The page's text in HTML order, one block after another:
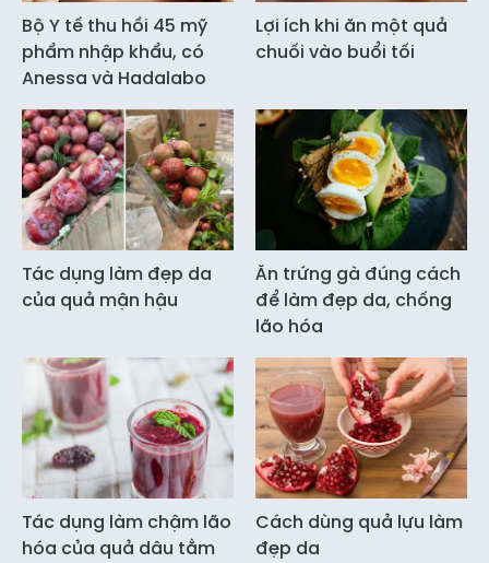
Bộ Y tế thu hồi 45 mỹ
phẩm nhập khẩu, có
Anessa và Hadalabo
Lợi ích khi ăn một quả
chuối vào buổi tối
Tác dụng làm đẹp da
của quả mận hậu
Ăn trứng gà đúng cách
để làm đẹp da, chống
lão hóa
Tác dụng làm chậm lão
hóa của quả dâu tằm
Cách dùng quả lựu làm
đẹp da